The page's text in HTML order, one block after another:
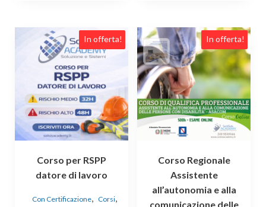
In offerta!
Corso per RSPP
datore di lavoro
Con Certificazione, Corsi,
prodotto
varianti.
opzioni
possono
scelte
In offerta!
Corso Regionale
Assistente
all’autonomia e alla
comunicazione delle